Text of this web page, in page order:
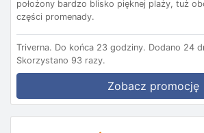
położony bardzo blisko pięknej plaży, tuż
części promenady.
Triverna. Do końca 23 godziny. Dodano 24
Skorzystano 93 razy.
Zobacz promocję